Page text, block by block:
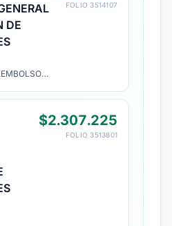
DE
FOLIO 3514107
$2.307.225
FOLIO 3513801